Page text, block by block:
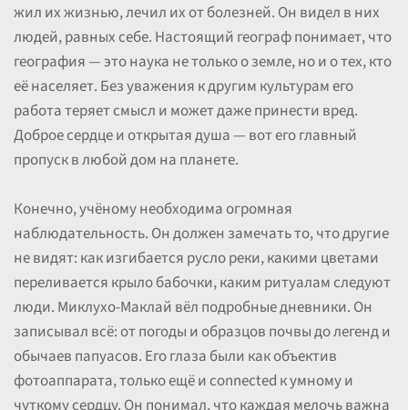
жил их жизнью, лечил их от болезней. Он видел в них
людей, равных себе. Настоящий географ понимает, что
география — это наука не только о земле, но и о тех, кто
её населяет. Без уважения к другим культурам его
работа теряет смысл и может даже принести вред.
Доброе сердце и открытая душа — вот его главный
пропуск в любой дом на планете.
Конечно, учёному необходима огромная
наблюдательность. Он должен замечать то, что другие
не видят: как изгибается русло реки, какими цветами
переливается крыло бабочки, каким ритуалам следуют
люди. Миклухо-Маклай вёл подробные дневники. Он
записывал всё: от погоды и образцов почвы до легенд и
обычаев папуасов. Его глаза были как объектив
фотоаппарата, только ещё и connected к умному и
чуткому сердцу. Он понимал, что каждая мелочь важна